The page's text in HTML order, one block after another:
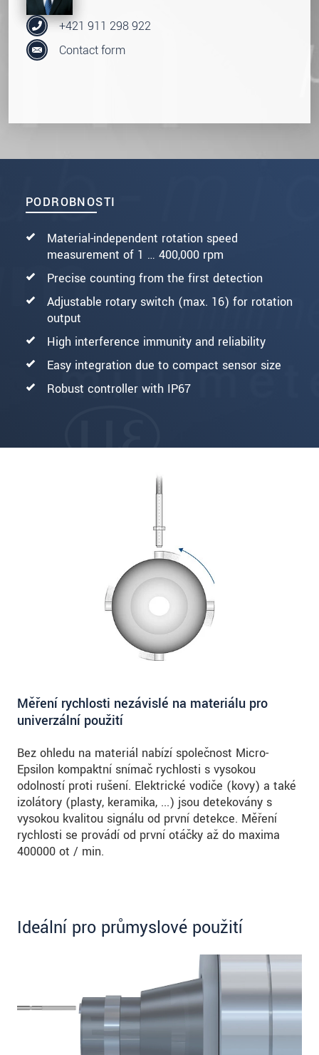
PODROBNOSTI
Material-independent rotation speed
measurement of 1 … 400,000 rpm
Precise counting from the first detection
Adjustable rotary switch (max. 16) for rotation
output
High interference immunity and reliability
Easy integration due to compact sensor size
Robust controller with IP67
+421 911 298 922
Contact form
Měření rychlosti nezávislé na materiálu pro
univerzální použití
Bez ohledu na materiál nabízí společnost Micro-
Epsilon kompaktní snímač rychlosti s vysokou
odolností proti rušení. Elektrické vodiče (kovy) a také
izolátory (plasty, keramika, ...) jsou detekovány s
vysokou kvalitou signálu od první detekce. Měření
rychlosti se provádí od první otáčky až do maxima
400000 ot / min.
Ideální pro průmyslové použití